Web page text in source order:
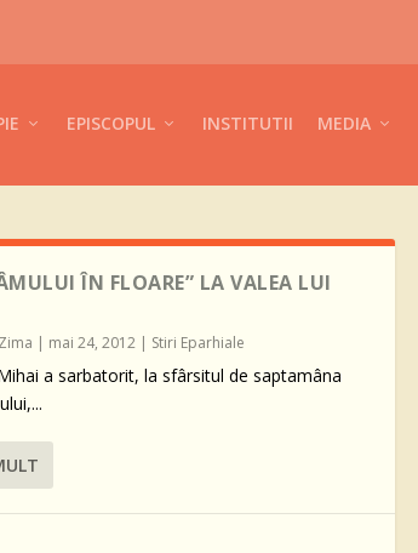
EPISCOPUL INSTITUTII MEDIA
ÎN FLOARE” LA VALEA LUI
| mai 24, 2012| Stiri Eparhiale
a sarbatorit, la sfârsitul de saptamâna